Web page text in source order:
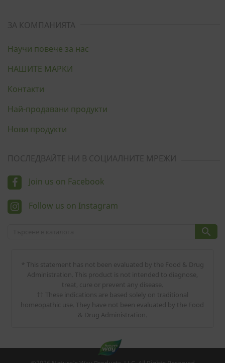
ЗА КОМПАНИЯТА
Научи повече за нас
НАШИТЕ МАРКИ
Контакти
Най-продавани продукти
Нови продукти
ПОСЛЕДВАЙТЕ НИ В СОЦИАЛНИТЕ МРЕЖИ
Join us on Facebook
Follow us on Instagram

* This statement has not been evaluated by the Food & Drug
Administration. This product is not intended to diagnose,
treat, cure or prevent any disease.
†† These indications are based solely on traditional
homeopathic use. They have not been evaluated by the Food
& Drug Administration.